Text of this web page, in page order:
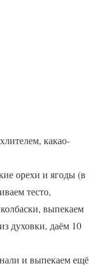
какао-
орехи и ягоды (в
тесто,
выпекаем
духовки, даём 10
и выпекаем ещё